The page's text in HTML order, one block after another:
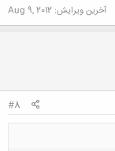
آخرین ویرایش: Aug 9, 2012
#8